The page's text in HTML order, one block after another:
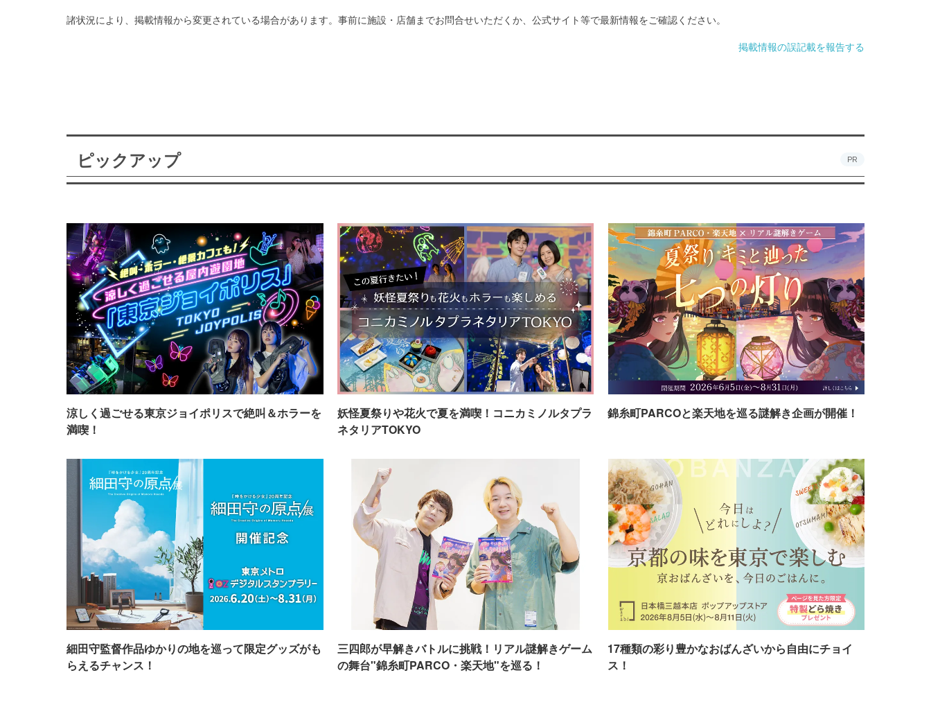
諸状況により、掲載情報から変更されている場合があります。事前に施設・店舗までお問合せいただくか、公式サイト等で最新情報をご確認ください。
掲載情報の誤記載を報告する
ピックアップ PR
涼しく過ごせる東京ジョイポリスで絶叫＆ホラーを
満喫！
妖怪夏祭りや花火で夏を満喫！コニカミノルタプラ
ネタリアTOKYO
錦糸町PARCOと楽天地を巡る謎解き企画が開催！
細田守監督作品ゆかりの地を巡って限定グッズがも
らえるチャンス！
三四郎が早解きバトルに挑戦！リアル謎解きゲーム
の舞台"錦糸町PARCO・楽天地"を巡る！
17種類の彩り豊かなおばんざいから自由にチョイ
ス！